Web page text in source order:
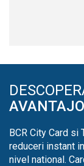
BCR City Card si
reduceri instant
nivel national.